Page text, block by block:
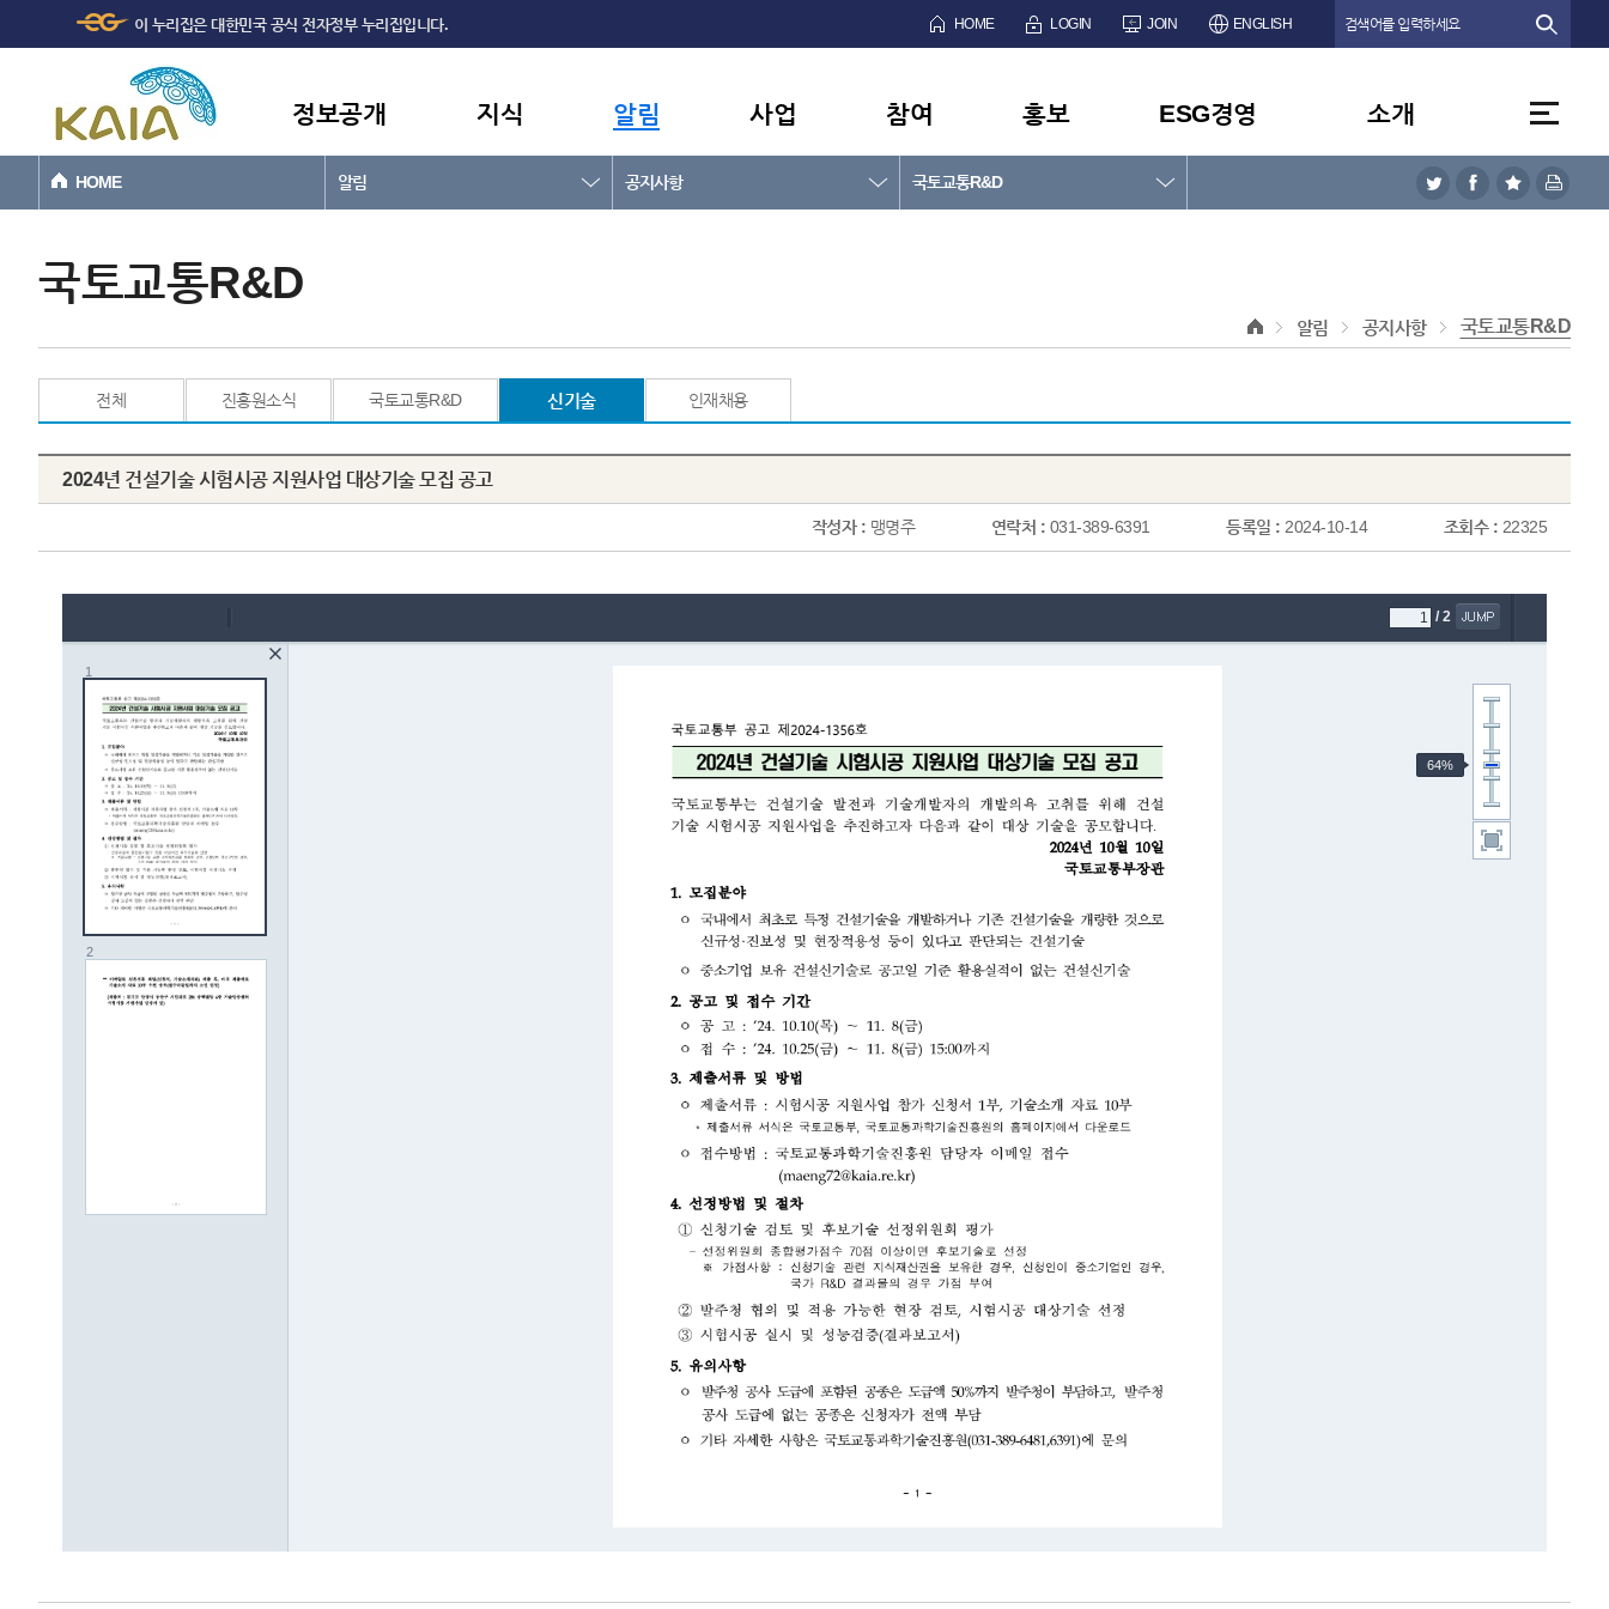
본문바로가기
이 누리집은 대한민국 공식 전자정부 누리집입니다. HOME LOGIN JOIN ENGLISH
정보공개 지식 알림 사업 참여 홍보 ESG경영 소개
HOME 알림 공지사항 국토교통R&D
국토교통R&D
알림 공지사항 국토교통R&D
전체 진흥원소식 국토교통R&D 신기술 인재채용
2024년 건설기술 시험시공 지원사업 대상기술 모집 공고
작성자 : 맹명주 연락처 : 031-389-6391 등록일 : 2024-10-14 조회수 : 22325